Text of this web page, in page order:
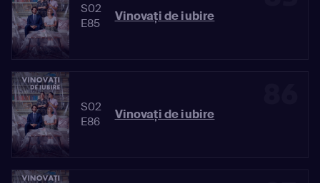
S02
E85
Vinovaţi de iubire
S02
E86
Vinovaţi de iubire